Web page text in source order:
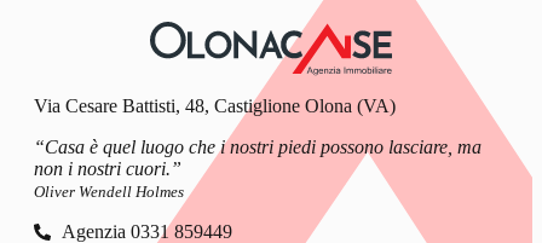
Via Cesare Battisti, 48, Castiglione Olona (VA)
“Casa è quel luogo che i nostri piedi possono lasciare, ma
non i nostri cuori.”
Oliver Wendell Holmes
Agenzia 0331 859449